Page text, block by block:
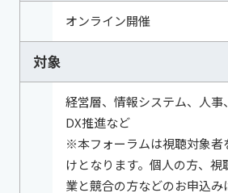
オンライン開催
対象
経営層、情報システム、人
DX推進など
※本フォーラムは視聴対象者
けとなります。個人の方、
業と競合の方などのお申込